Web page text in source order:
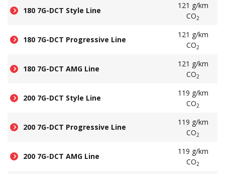
180 7G-DCT Style Line
121 g/km
CO2
180 7G-DCT Progressive Line
121 g/km
CO2
180 7G-DCT AMG Line
121 g/km
CO2
200 7G-DCT Style Line
119 g/km
CO2
200 7G-DCT Progressive Line
119 g/km
CO2
200 7G-DCT AMG Line
119 g/km
CO2